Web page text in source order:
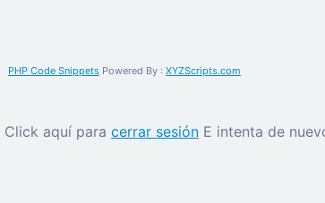
PHP Code Snippets Powered By : XYZScripts.com
Click aquí para cerrar sesión E intenta de